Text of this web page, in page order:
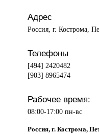
Адрес
Россия, г. Кострома,
Телефоны
[494] 2420482
[903] 8965474
Рабочее время:
08:00-17:00 пн-вс
Россия, г. Кострома,